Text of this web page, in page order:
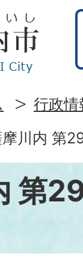
行政情
川内 第
第